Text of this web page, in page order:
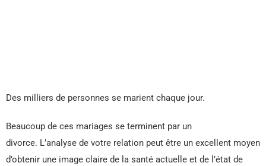
Des milliers de personnes se marient chaque jour.
Beaucoup de ces mariages se terminent par un
divorce. L’analyse de votre relation peut être un excellent moyen
d’obtenir une image claire de la santé actuelle et de l’état de